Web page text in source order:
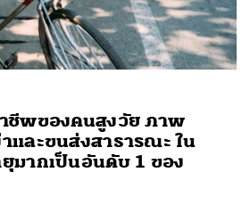
าชีพของคนสูงวัย ภาพ
และขนส่งสาธารณะ ใน
มากเป็นอันดับ 1 ของ